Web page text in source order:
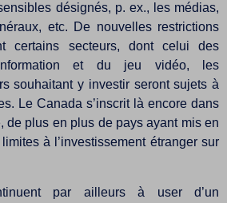
désignés, p. ex., les médias,
etc. De nouvelles restrictions
certains secteurs, dont celui des
et du jeu vidéo, les
souhaitant y investir seront sujets à
Le Canada s’inscrit là encore dans
de plus en plus de pays ayant mis en
à l’investissement étranger sur
par ailleurs à user d’un